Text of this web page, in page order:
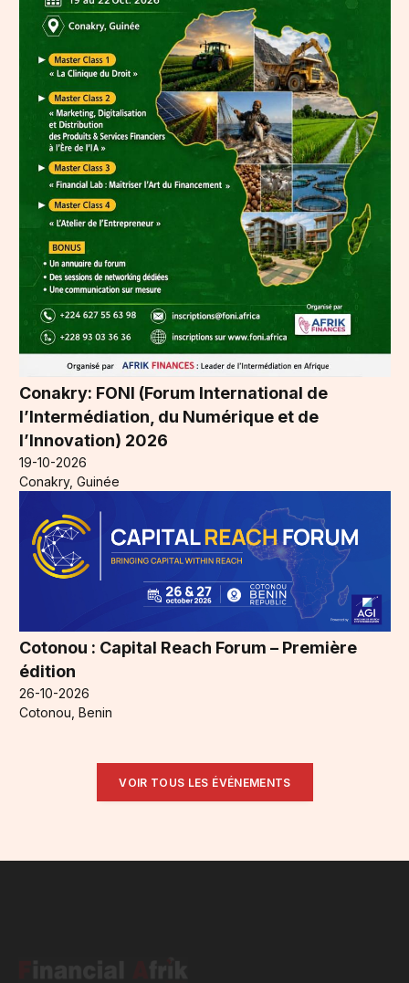
Conakry: FONI (Forum International de
l’Intermédiation, du Numérique et de
l’Innovation) 2026
19-10-2026
Conakry, Guinée
Cotonou : Capital Reach Forum – Première
édition
26-10-2026
Cotonou, Benin
VOIR TOUS LES ÉVÉNEMENTS